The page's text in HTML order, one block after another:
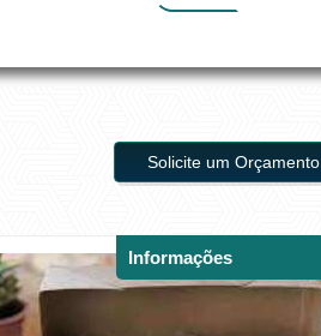
Solicite um Orçamento
Informações